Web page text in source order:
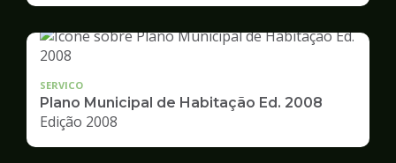
Desenvolvimento
Urbano
SERVICO
Plano Municipal de Habitação Ed. 2008
Edição 2008